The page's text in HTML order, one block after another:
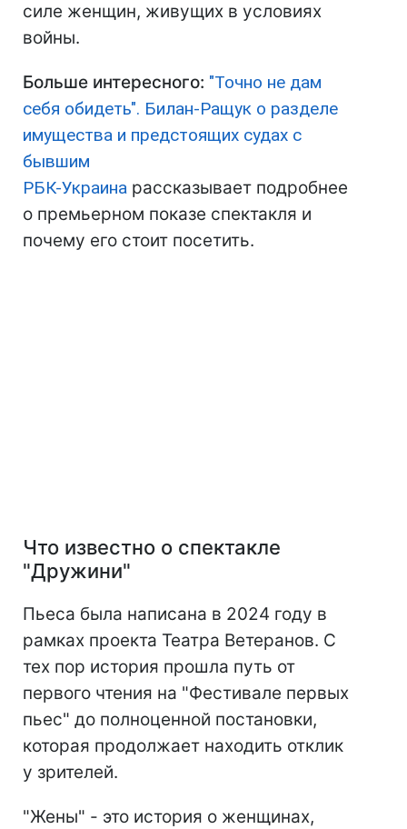
силе женщин, живущих в условиях
войны.
Больше интересного: "Точно не дам
себя обидеть". Билан-Ращук о разделе
имущества и предстоящих судах с
бывшим
РБК-Украина рассказывает подробнее
о премьерном показе спектакля и
почему его стоит посетить.
Что известно о спектакле
"Дружини"
Пьеса была написана в 2024 году в
рамках проекта Театра Ветеранов. С
тех пор история прошла путь от
первого чтения на "Фестивале первых
пьес" до полноценной постановки,
которая продолжает находить отклик
у зрителей.
"Жены" - это история о женщинах,